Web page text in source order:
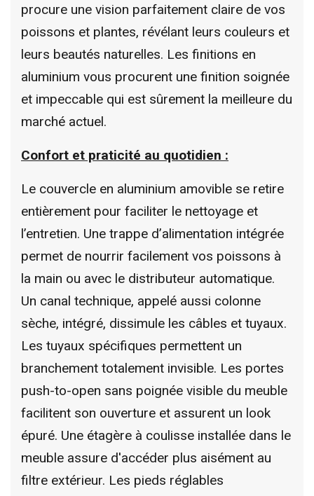
procure une vision parfaitement claire de vos
poissons et plantes, révélant leurs couleurs et
leurs beautés naturelles. Les finitions en
aluminium vous procurent une finition soignée
et impeccable qui est sûrement la meilleure du
marché actuel.
Confort et praticité au quotidien :
Le couvercle en aluminium amovible se retire
entièrement pour faciliter le nettoyage et
l’entretien. Une trappe d’alimentation intégrée
permet de nourrir facilement vos poissons à
la main ou avec le distributeur automatique.
Un canal technique, appelé aussi colonne
sèche, intégré, dissimule les câbles et tuyaux.
Les tuyaux spécifiques permettent un
branchement totalement invisible. Les portes
push-to-open sans poignée visible du meuble
facilitent son ouverture et assurent un look
épuré. Une étagère à coulisse installée dans le
meuble assure d'accéder plus aisément au
filtre extérieur. Les pieds réglables